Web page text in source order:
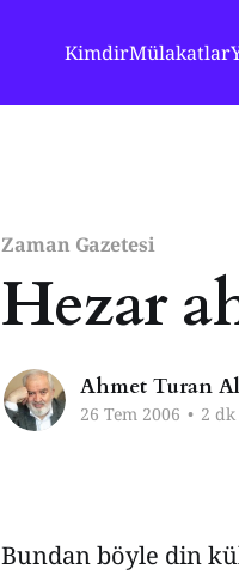
KimdirMülakatlar
Zaman Gazetesi
Hezar
Ahmet Turan
26 Tem 2006 • 2
Bundan böyle din